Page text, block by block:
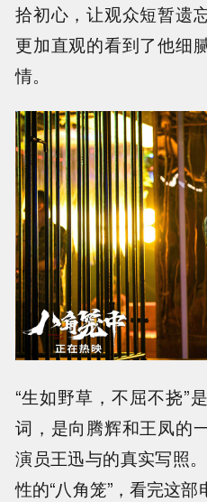
拾初心，让观众短暂遗
更加直观的看到了他细
情。
“生如野草，不屈不挠”
词，是向腾辉和王凤的
演员王迅与的真实写照
性的“八角笼”，看完这